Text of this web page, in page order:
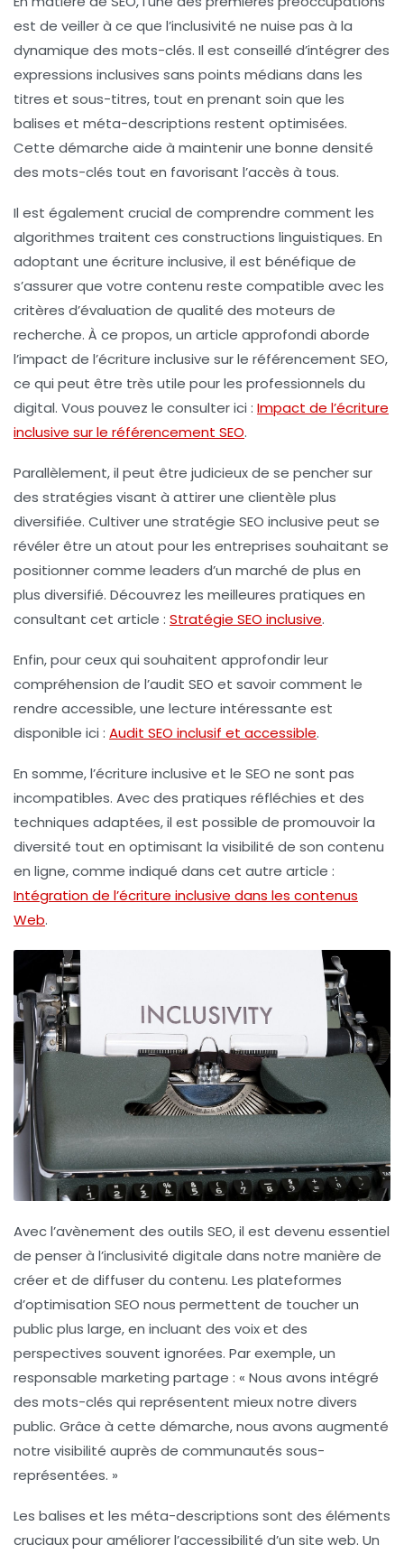
est de veiller à ce que l’inclusivité ne nuise pas à la
dynamique des mots-clés. Il est conseillé d’intégrer des
expressions inclusives sans points médians dans les
titres et sous-titres, tout en prenant soin que les
balises et méta-descriptions restent optimisées.
Cette démarche aide à maintenir une bonne densité
des mots-clés tout en favorisant l’accès à tous.
Il est également crucial de comprendre comment les
algorithmes traitent ces constructions linguistiques. En
adoptant une écriture inclusive, il est bénéfique de
s’assurer que votre contenu reste compatible avec les
critères d’évaluation de qualité des moteurs de
recherche. À ce propos, un article approfondi aborde
l’impact de l’écriture inclusive sur le référencement SEO,
ce qui peut être très utile pour les professionnels du
digital. Vous pouvez le consulter ici : Impact de l’écriture
inclusive sur le référencement SEO.
Parallèlement, il peut être judicieux de se pencher sur
des stratégies visant à attirer une clientèle plus
diversifiée. Cultiver une stratégie SEO inclusive peut se
révéler être un atout pour les entreprises souhaitant se
positionner comme leaders d’un marché de plus en
plus diversifié. Découvrez les meilleures pratiques en
consultant cet article : Stratégie SEO inclusive.
Enfin, pour ceux qui souhaitent approfondir leur
compréhension de l’audit SEO et savoir comment le
rendre accessible, une lecture intéressante est
disponible ici : Audit SEO inclusif et accessible.
En somme, l’écriture inclusive et le SEO ne sont pas
incompatibles. Avec des pratiques réfléchies et des
techniques adaptées, il est possible de promouvoir la
diversité tout en optimisant la visibilité de son contenu
en ligne, comme indiqué dans cet autre article :
Intégration de l’écriture inclusive dans les contenus
Web.
Avec l’avènement des outils SEO, il est devenu essentiel
de penser à l’inclusivité digitale dans notre manière de
créer et de diffuser du contenu. Les plateformes
d’optimisation SEO nous permettent de toucher un
public plus large, en incluant des voix et des
perspectives souvent ignorées. Par exemple, un
responsable marketing partage : « Nous avons intégré
des mots-clés qui représentent mieux notre divers
public. Grâce à cette démarche, nous avons augmenté
notre visibilité auprès de communautés sous-
représentées. »
Les balises et les méta-descriptions sont des éléments
cruciaux pour améliorer l’accessibilité d’un site web. Un